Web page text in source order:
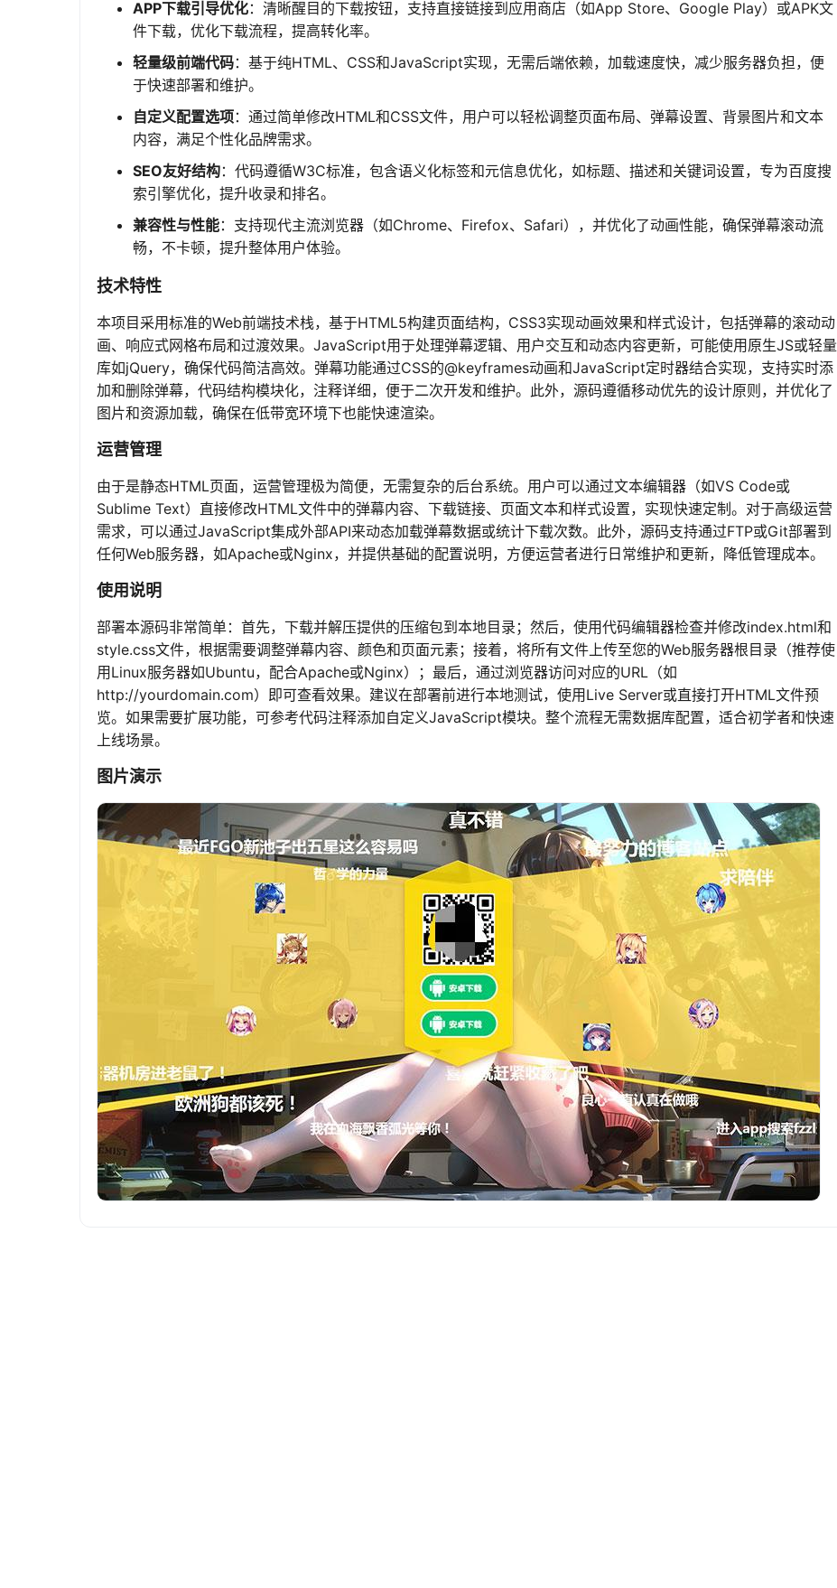
APP下载引导优化：清晰醒目的下载按钮，支持直接链接到应用商店（如App Store、Google Play）或APK文
件下载，优化下载流程，提高转化率。
轻量级前端代码：基于纯HTML、CSS和JavaScript实现，无需后端依赖，加载速度快，减少服务器负担，便
于快速部署和维护。
自定义配置选项：通过简单修改HTML和CSS文件，用户可以轻松调整页面布局、弹幕设置、背景图片和文本
内容，满足个性化品牌需求。
SEO友好结构：代码遵循W3C标准，包含语义化标签和元信息优化，如标题、描述和关键词设置，专为百度搜
索引擎优化，提升收录和排名。
兼容性与性能：支持现代主流浏览器（如Chrome、Firefox、Safari），并优化了动画性能，确保弹幕滚动流
畅，不卡顿，提升整体用户体验。
技术特性
本项目采用标准的Web前端技术栈，基于HTML5构建页面结构，CSS3实现动画效果和样式设计，包括弹幕的滚动动
画、响应式网格布局和过渡效果。JavaScript用于处理弹幕逻辑、用户交互和动态内容更新，可能使用原生JS或轻量
库如jQuery，确保代码简洁高效。弹幕功能通过CSS的@keyframes动画和JavaScript定时器结合实现，支持实时添
加和删除弹幕，代码结构模块化，注释详细，便于二次开发和维护。此外，源码遵循移动优先的设计原则，并优化了
图片和资源加载，确保在低带宽环境下也能快速渲染。
运营管理
由于是静态HTML页面，运营管理极为简便，无需复杂的后台系统。用户可以通过文本编辑器（如VS Code或
Sublime Text）直接修改HTML文件中的弹幕内容、下载链接、页面文本和样式设置，实现快速定制。对于高级运营
需求，可以通过JavaScript集成外部API来动态加载弹幕数据或统计下载次数。此外，源码支持通过FTP或Git部署到
任何Web服务器，如Apache或Nginx，并提供基础的配置说明，方便运营者进行日常维护和更新，降低管理成本。
使用说明
部署本源码非常简单：首先，下载并解压提供的压缩包到本地目录；然后，使用代码编辑器检查并修改index.html和
style.css文件，根据需要调整弹幕内容、颜色和页面元素；接着，将所有文件上传至您的Web服务器根目录（推荐使
用Linux服务器如Ubuntu，配合Apache或Nginx）；最后，通过浏览器访问对应的URL（如
http://yourdomain.com）即可查看效果。建议在部署前进行本地测试，使用Live Server或直接打开HTML文件预
览。如果需要扩展功能，可参考代码注释添加自定义JavaScript模块。整个流程无需数据库配置，适合初学者和快速
上线场景。
图片演示